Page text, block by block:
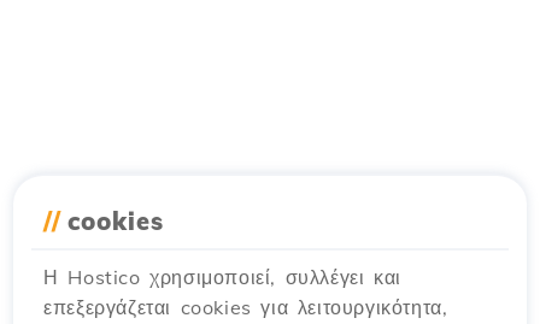
// cookies
Η Hostico χρησιμοποιεί, συλλέγει και
επεξεργάζεται cookies για λειτουργικότητα,